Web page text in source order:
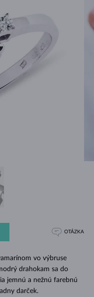
vo výbruse
drahokam sa do
jemnú a nežnú farebnú
darček.
OTÁZKA